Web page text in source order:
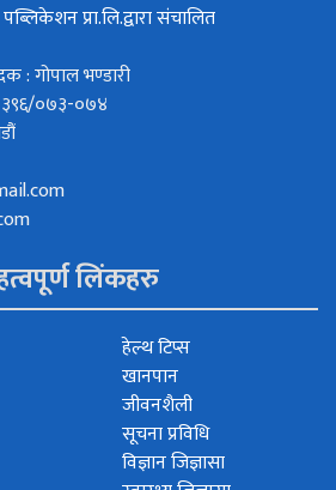
प्रा.लि.द्वारा संचालित
: गोपाल भण्डारी
३९६/०७३-०७४
लिंकहरु
हेल्थ टिप्स
खानपान
जीवनशैली
सूचना प्रविधि
विज्ञान जिज्ञासा